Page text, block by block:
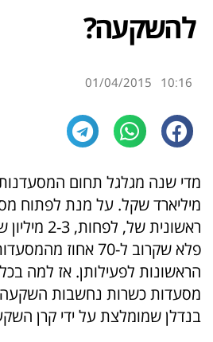
להשקעה?
10:16
01/04/2015
מיליארד שקל. על מנת לפתוח
ראשונית
פלא שקרוב ל-70 אחוז
הראשונות לפעילותן. אז למה
מסעדות כשרות נחשבות
בנדלן שמומלצת על ידי קרן